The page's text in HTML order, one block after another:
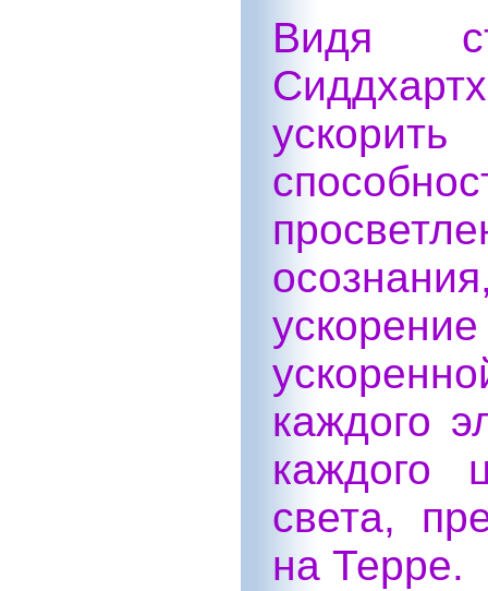
Видя
каждого
каждого
света,
на Терре.